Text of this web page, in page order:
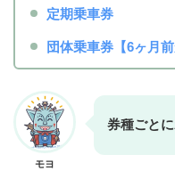
定期乗車券
団体乗車券【6ヶ月
モヨ
券種ごと